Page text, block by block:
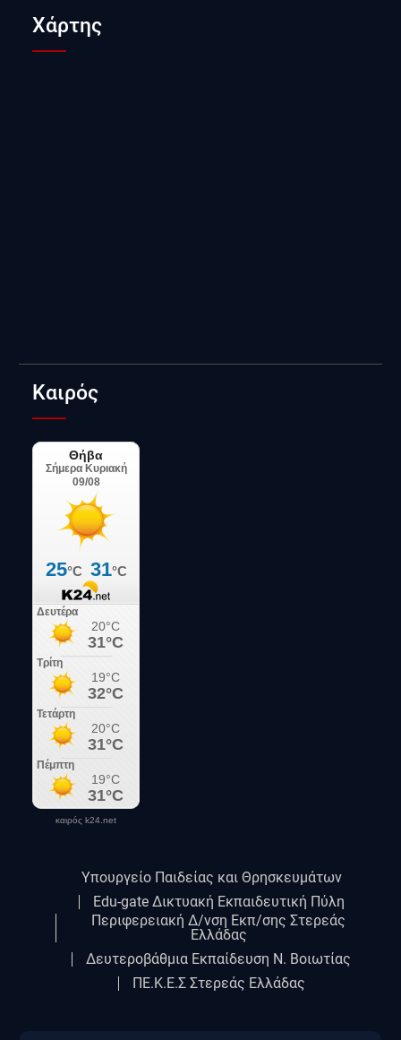
Χάρτης
Καιρός
καιρός k24.net
Υπουργείο Παιδείας και Θρησκευμάτων
Edu-gate Δικτυακή Εκπαιδευτική Πύλη
Περιφερειακή Δ/νση Εκπ/σης Στερεάς
Ελλάδας
Δευτεροβάθμια Εκπαίδευση Ν. Βοιωτίας
ΠΕ.Κ.Ε.Σ Στερεάς Ελλάδας